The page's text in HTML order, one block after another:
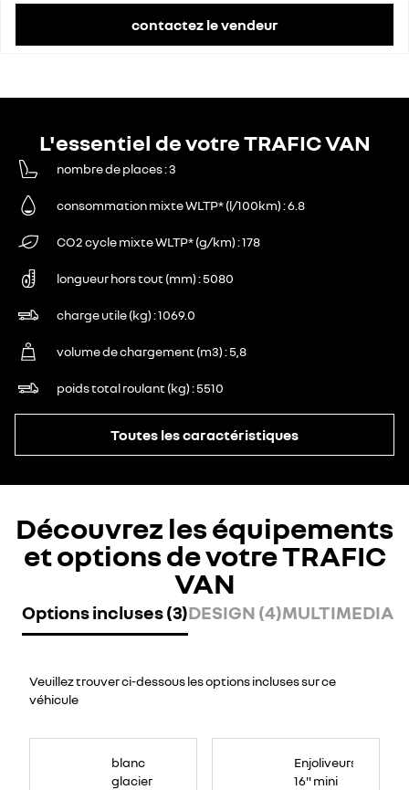
contactez le vendeur
L'essentiel de votre TRAFIC VAN
nombre de places 3
consommation mixte WLTP* (l/100km) 6.8
CO2 cycle mixte WLTP* (g/km) 178
longueur hors tout (mm) 5080
charge utile (kg) 1069.0
volume de chargement (m3) 5,8
poids total roulant (kg) 5510
Toutes les caractéristiques
Découvrez les équipements
et options de votre TRAFIC
VAN
Options incluses (3)DESIGN (4)MULTIMEDIA
Veuillez trouver ci-dessous les options incluses sur ce
véhicule
blanc
glacier
Enjoliveurs
16" mini